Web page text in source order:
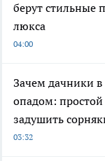
берут стильные
люкса
04:00
Зачем дачники
опадом:
задушить
03:32